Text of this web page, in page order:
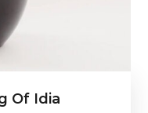
Of Idia